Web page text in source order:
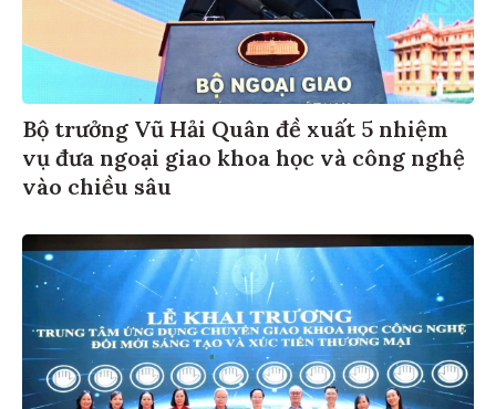
Bộ trưởng Vũ Hải Quân đề xuất 5 nhiệm
vụ đưa ngoại giao khoa học và công nghệ
vào chiều sâu